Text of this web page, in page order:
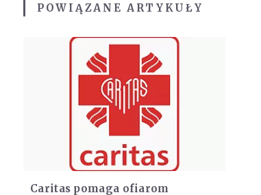
POWIĄZANE ARTYKUŁY
Caritas pomaga ofiarom